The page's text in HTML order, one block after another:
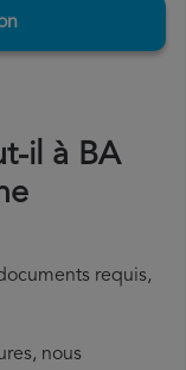
il à BA
requis,
nous